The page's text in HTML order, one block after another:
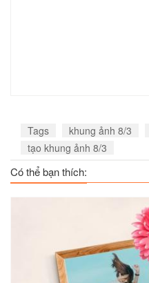
Tags khung ảnh 8/3
tạo khung ảnh 8/3
Có thể bạn thích: